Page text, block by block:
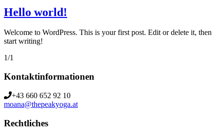
Hello world!
Welcome to WordPress. This is your first post. Edit or delete it, then
start writing!
1/1
Kontaktinformationen
+43 660 652 92 10
moana@thepeakyoga.at
Rechtliches